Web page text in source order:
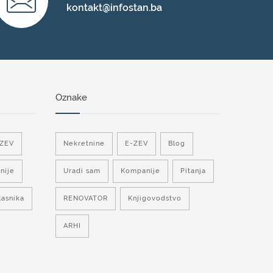
kontakt@infostan.ba
Oznake
Nekretnine E-ZEV Blog
Uradi sam Kompanije Pitanja
RENOVATOR Knjigovodstvo
ARHI